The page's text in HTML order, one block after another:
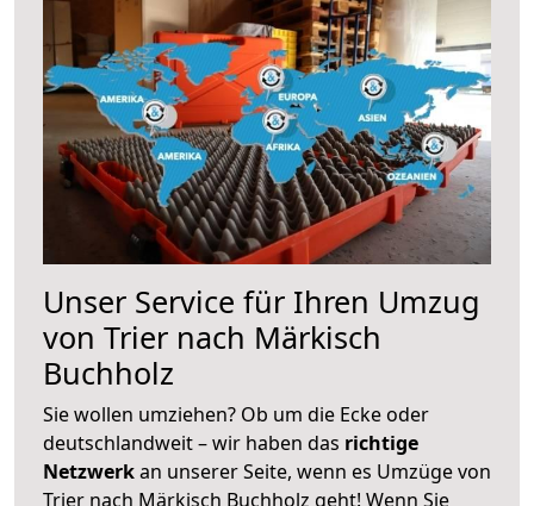
Unser Service für Ihren Umzug
von Trier nach Märkisch
Buchholz
Sie wollen umziehen? Ob um die Ecke oder
deutschlandweit – wir haben das richtige
Netzwerkan unserer Seite, wenn es Umzüge von
Trier nach Märkisch Buchholz geht! Wenn Sie